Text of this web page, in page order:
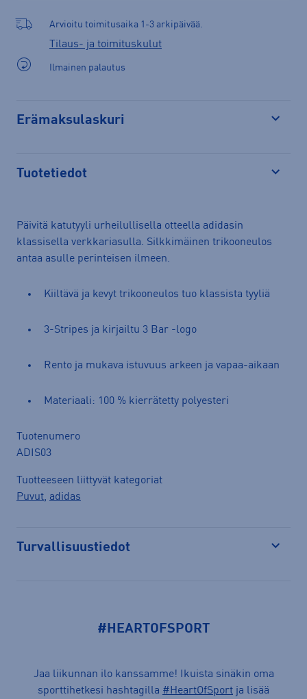
Arvioitu toimitusaika 1-3 arkipäivää.
Tilaus- ja toimituskulut
Ilmainen palautus
Erämaksulaskuri
Tuotetiedot
Päivitä katutyyli urheilullisella otteella adidasin
klassisella verkkariasulla. Silkkimäinen trikooneulos
antaa asulle perinteisen ilmeen.
Kiiltävä ja kevyt trikooneulos tuo klassista tyyliä
3-Stripes ja kirjailtu 3 Bar -logo
Rento ja mukava istuvuus arkeen ja vapaa-aikaan
Materiaali: 100 % kierrätetty polyesteri
Tuotenumero
ADIS03
Tuotteeseen liittyvät kategoriat
Puvut, adidas
Turvallisuustiedot
#HEARTOFSPORT
Jaa liikunnan ilo kanssamme! Ikuista sinäkin oma
sporttihetkesi hashtagilla #HeartOfSport ja lisää